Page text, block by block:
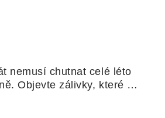
nemusí chutnat celé léto
Objevte zálivky, které